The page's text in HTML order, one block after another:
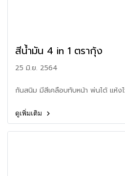
สีน้ำมัน 4 in 1 ตรากุ้ง
25 มิ.ย. 2564
กันสนิม มีสีเคลือบทับหน้า พ่นได้ แห้งไ
ดูเพิ่มเติม